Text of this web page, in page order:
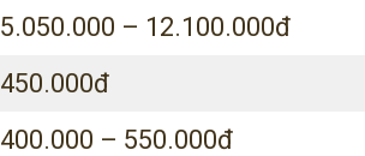
5.050.000 – 12.100.000đ
450.000đ
400.000 – 550.000đ